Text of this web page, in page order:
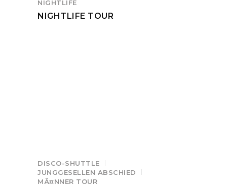
NIGHTLIFE
NIGHTLIFE TOUR
DISCO-SHUTTLE
JUNGGESELLEN ABSCHIED
MÃ¤NNER TOUR